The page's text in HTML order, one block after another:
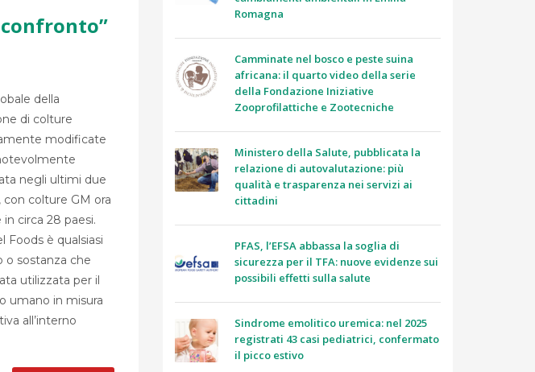
della
di colture
modificate
negli ultimi due
con colture GM ora
circa 28 paesi.
Foods è qualsiasi
o sostanza che
utilizzata per il
umano in misura
all’interno
Romagna
Camminate nel bosco e peste suina
africana: il quarto video della serie
della Fondazione Iniziative
Zooprofilattiche e Zootecniche
Ministero della Salute, pubblicata la
relazione di autovalutazione: più
qualità e trasparenza nei servizi ai
cittadini
PFAS, l’EFSA abbassa la soglia di
sicurezza per il TFA: nuove evidenze sui
possibili effetti sulla salute
Sindrome emolitico uremica: nel 2025
registrati 43 casi pediatrici, confermato
il picco estivo